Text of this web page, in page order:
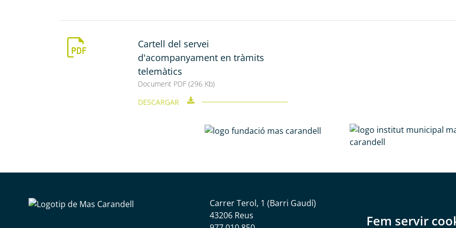
Fem servir
Cartell del servei
d'acompanyament en tràmits
telemàtics
Document PDF (296 Kb)
DESCARGAR
Carrer Terol, 1 (Barri Gaudí)
43206 Reus